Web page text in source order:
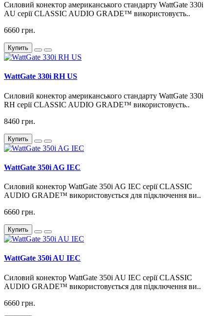
Силовий конектор американського стандарту WattGate 330i
AU серії CLASSIC AUDIO GRADE™ використовуєть..
6660 грн.
Купить
WattGate 330i RH US
Силовий конектор американського стандарту WattGate 330i
RH серії CLASSIC AUDIO GRADE™ використовуєть..
8460 грн.
Купить
WattGate 350i AG IEC
Силовий конектор WattGate 350i AG IEC серії CLASSIC
AUDIO GRADE™ використовується для підключення ви..
6660 грн.
Купить
WattGate 350i AU IEC
Силовий конектор WattGate 350i AU IEC серії CLASSIC
AUDIO GRADE™ використовується для підключення ви..
6660 грн.